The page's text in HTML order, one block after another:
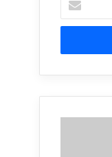
your
Email